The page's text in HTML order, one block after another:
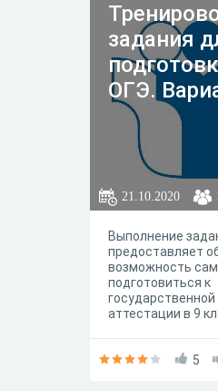
задания
ОГЭ.
21.10.2020
Выполнение
предоставляет
возможность
подготовиться к
государственной
аттестации в 9
5